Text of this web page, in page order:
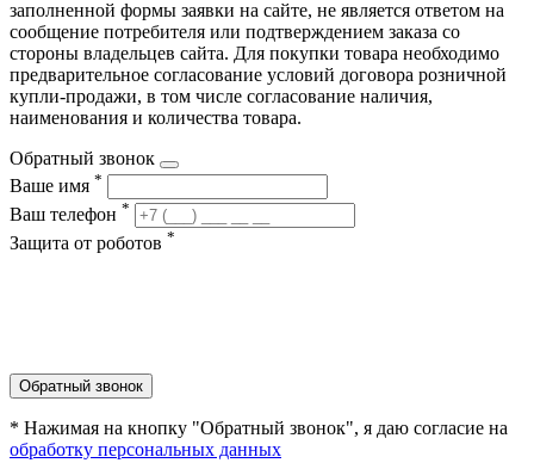
заполненной формы заявки на сайте, не является ответом на
сообщение потребителя или подтверждением заказа со
стороны владельцев сайта. Для покупки товара необходимо
предварительное согласование условий договора розничной
купли-продажи, в том числе согласование наличия,
наименования и количества товара.
Обратный звонок
Ваше имя *
Ваш телефон *
Защита от роботов *
Обратный звонок
* Нажимая на кнопку "Обратный звонок", я даю согласие на
обработку персональных данных